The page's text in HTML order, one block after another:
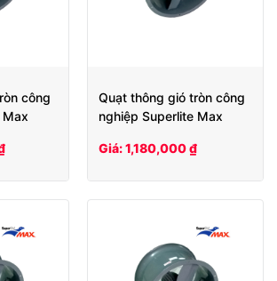
công
Max
Quạt thông gió tròn công
nghiệp Superlite Max
Giá: 1,180,000 ₫